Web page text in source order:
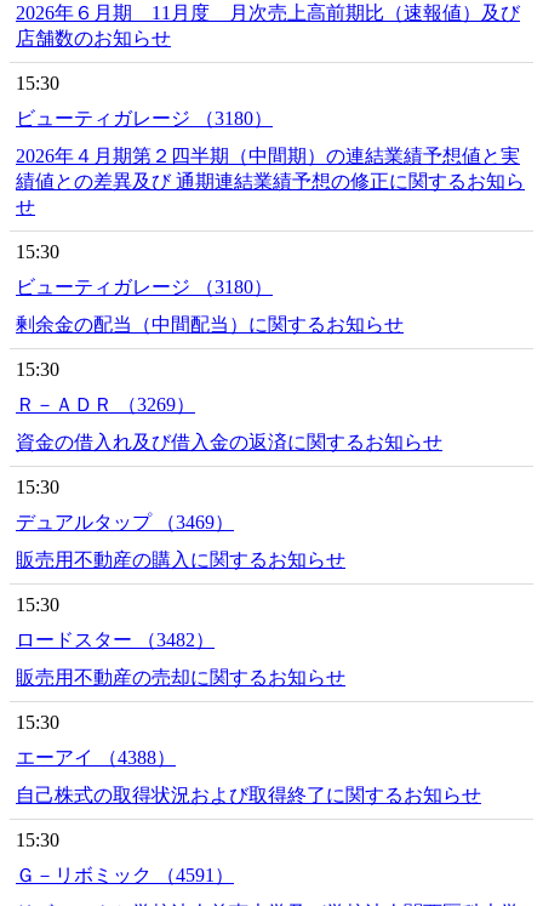
2026年６月期 11月度 月次売上高前期比（速報値）及び
店舗数のお知らせ
15:30
ビューティガレージ （3180）
2026年４月期第２四半期（中間期）の連結業績予想値と実
績値との差異及び 通期連結業績予想の修正に関するお知ら
せ
15:30
ビューティガレージ （3180）
剰余金の配当（中間配当）に関するお知らせ
15:30
Ｒ－ＡＤＲ （3269）
資金の借入れ及び借入金の返済に関するお知らせ
15:30
デュアルタップ （3469）
販売用不動産の購入に関するお知らせ
15:30
ロードスター （3482）
販売用不動産の売却に関するお知らせ
15:30
エーアイ （4388）
自己株式の取得状況および取得終了に関するお知らせ
15:30
Ｇ－リボミック （4591）